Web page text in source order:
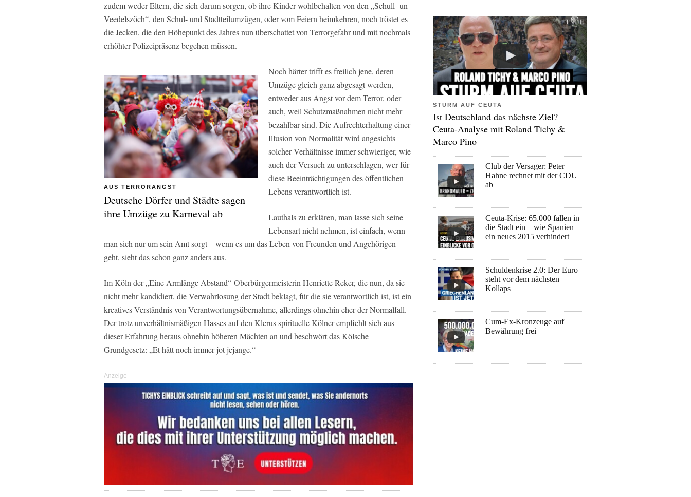
zudem weder Eltern, die sich darum sorgen, ob ihre Kinder wohlbehalten von den „Schull- un
Veedelszöch“, den Schul- und Stadtteilumzügen, oder vom Feiern heimkehren, noch tröstet es
die Jecken, die den Höhepunkt des Jahres nun überschattet von Terrorgefahr und mit nochmals
erhöhter Polizeipräsenz begehen müssen.
AUS TERRORANGST
Deutsche Dörfer und Städte sagen
ihre Umzüge zu Karneval ab
Noch härter trifft es freilich jene, deren
Umzüge gleich ganz abgesagt werden,
entweder aus Angst vor dem Terror, oder
auch, weil Schutzmaßnahmen nicht mehr
bezahlbar sind. Die Aufrechterhaltung einer
Illusion von Normalität wird angesichts
solcher Verhältnisse immer schwieriger, wie
auch der Versuch zu unterschlagen, wer für
diese Beeinträchtigungen des öffentlichen
Lebens verantwortlich ist.
Lauthals zu erklären, man lasse sich seine
Lebensart nicht nehmen, ist einfach, wenn
man sich nur um sein Amt sorgt – wenn es um das Leben von Freunden und Angehörigen
geht, sieht das schon ganz anders aus.
Im Köln der „Eine Armlänge Abstand“-Oberbürgermeisterin Henriette Reker, die nun, da sie
nicht mehr kandidiert, die Verwahrlosung der Stadt beklagt, für die sie verantwortlich ist, ist ein
kreatives Verständnis von Verantwortungsübernahme, allerdings ohnehin eher der Normalfall.
Der trotz unverhältnismäßigen Hasses auf den Klerus spirituelle Kölner empfiehlt sich aus
dieser Erfahrung heraus ohnehin höheren Mächten an und beschwört das Kölsche
Grundgesetz: „Et hätt noch immer jot jejange.“
Anzeige
STURM AUF CEUTA
Ist Deutschland das nächste Ziel? –
Ceuta-Analyse mit Roland Tichy &
Marco Pino
Club der Versager: Peter
Hahne rechnet mit der CDU
ab
Ceuta-Krise: 65.000 fallen in
die Stadt ein – wie Spanien
ein neues 2015 verhindert
Schuldenkrise 2.0: Der Euro
steht vor dem nächsten
Kollaps
Cum-Ex-Kronzeuge auf
Bewährung frei